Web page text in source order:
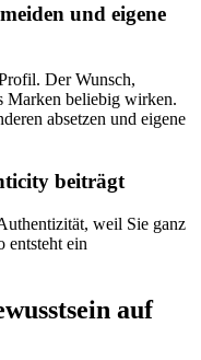
und eigene
Der Wunsch,
Marken beliebig wirken.
absetzen und eigene
beiträgt
weil Sie ganz
entsteht ein
auf